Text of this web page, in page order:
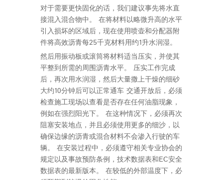
对于需要更快固化的话，我们建议事先将水直
接混入混合物中。 在将材料以略微升高的水平
引入损坏的区域后，现在使用喷壶和分配器附
件将高效沥青每25千克材料用约1升水润湿。
然后用振动板或滚筒将材料适当压实，并使其
平整到所需的周围沥青水平。 压实工作完成
后，再次用水润湿，然后大量撒上干燥的细砂
大约10分钟后可以正常通车 交通开放后，必须
检查施工现场以查看是否存在任何油脂现象，
例如在强烈阳光下。 在这种情况下，必须再次
阻塞安装地点，并且必须使用更多的细沙，以
确保边缘的沥青或混合材料不会渗入行驶的车
辆。 在安装过程中，必须遵守相关专业协会的
规定以及事故预防条例，技术数据表和EC安全
数据表的最新版本。 在较低的外部温度下，必